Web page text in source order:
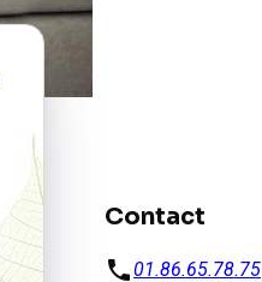
Contact
phone01.86.65.78.75